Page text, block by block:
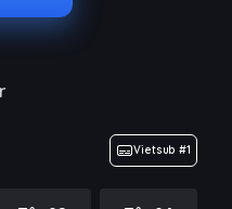
Vietsub #1